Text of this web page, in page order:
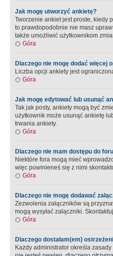
Jak mogę utworzyć ankietę?
Tworzenie ankiet jest proste, kiedy
to prawdopodobnie nie masz
także umożliwić użytkownikom
Góra
Dlaczego nie mogę dodać więcej
Liczba opcji ankiety jest
Góra
Jak mogę edytować lub usunąć
Tak jak posty, ankiety mogą być
użytkownik może usunąć ankietę
trwania ankiety.
Góra
Dlaczego nie mam dostępu do
Niektóre fora mogą mieć
więc powinieneś się z nimi
Góra
Dlaczego nie mogę dodawać
Zezwolenia załączników są
mogą wysyłać załączniki.
Góra
Dlaczego dostałam(em)
Każdy administrator określa